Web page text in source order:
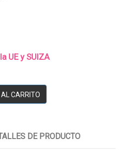
UE y SUIZA
CARRITO
DE PRODUCTO